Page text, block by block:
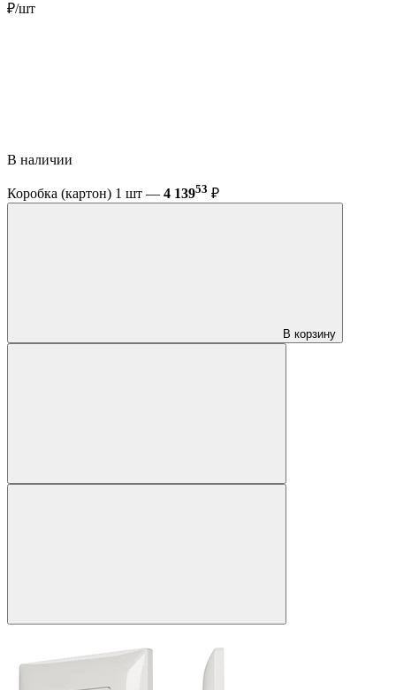
₽/шт
В наличии
Коробка (картон) 1 шт — 4 13953 ₽
В корзину